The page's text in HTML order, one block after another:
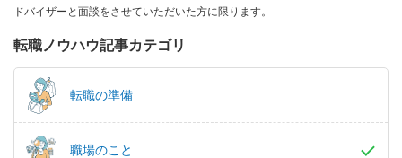
ドバイザーと面談をさせていただいた方に限ります。
転職ノウハウ記事カテゴリ
転職の準備
職場のこと